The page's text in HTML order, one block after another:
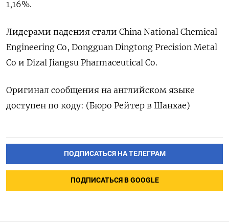
1,16%.
Лидерами падения стали China National Chemical
Engineering Co, Dongguan Dingtong Precision Metal
Co и Dizal Jiangsu Pharmaceutical Co.
Оригинал сообщения на английском языке
доступен по коду: (Бюро Рейтер в Шанхае)
ПОДПИСАТЬСЯ НА ТЕЛЕГРАМ
ПОДПИСАТЬСЯ В GOOGLE